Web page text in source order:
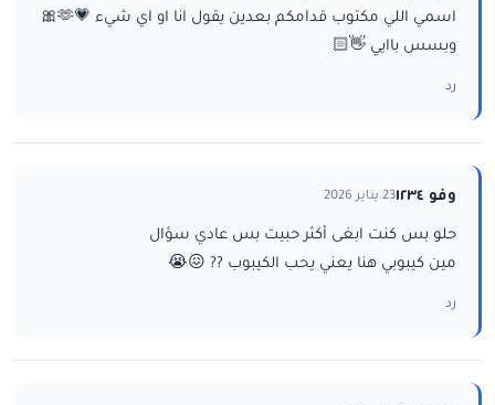
اسمي اللي مكتوب قدامكم بعدين يقول انا او اي شيء 💗🫶🎀
وبسس باايي 👋🏻
رد
وفو ١٢٣٤ 23 يناير 2026
حلو بس كنت ابغى أكثر حبيت بس عادي سؤال
مين كيبوبي هنا يعني يحب الكيبوب ?? 😖😭
رد